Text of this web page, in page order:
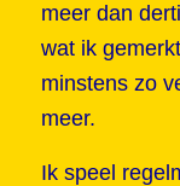
meer dan
wat ik
minstens zo
meer.
Ik speel